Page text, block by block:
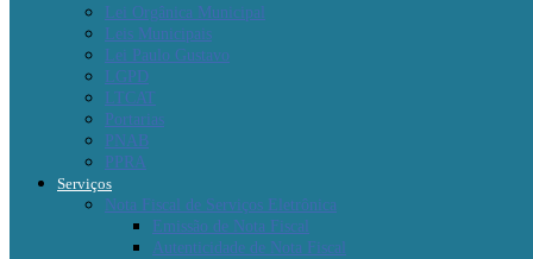
Lei Orgânica Municipal
Leis Municipais
Lei Paulo Gustavo
LGPD
LTCAT
Portarias
PNAB
PPRA
Serviços
Nota Fiscal de Serviços Eletrônica
Emissão de Nota Fiscal
Autenticidade de Nota Fiscal